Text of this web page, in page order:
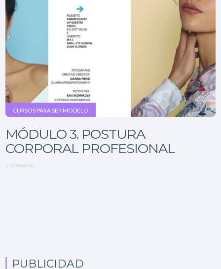
CURSOS PARA SER MODELO
MÓDULO 3. POSTURA
CORPORAL PROFESIONAL
1 COMMENT
PUBLICIDAD